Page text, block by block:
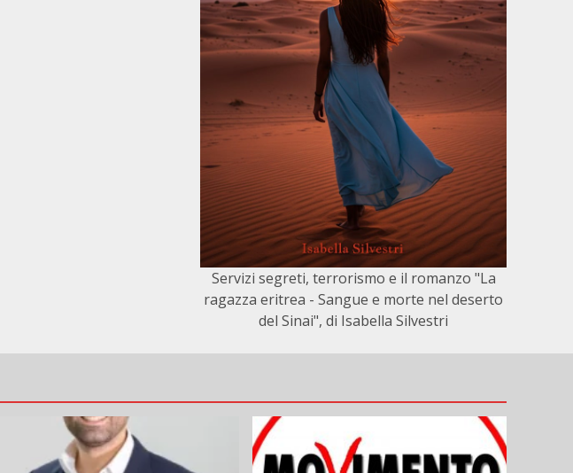
Servizi segreti, terrorismo e il romanzo "La
ragazza eritrea - Sangue e morte nel deserto
del Sinai", di Isabella Silvestri